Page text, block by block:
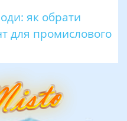
як обрати
для промислового